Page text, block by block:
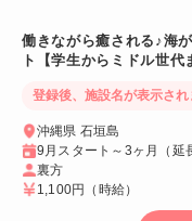
働きながら癒される♪海
ト【学生からミドル世代
登録後、施設名が表示され
沖縄県 石垣島
9月スタート～3ヶ月（延
裏方
1,100円
（時給）